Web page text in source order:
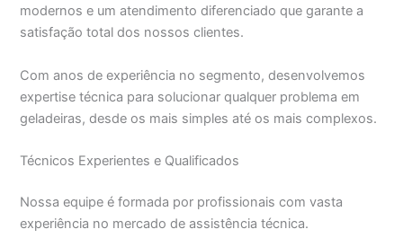
modernos e um atendimento diferenciado que garante a
satisfação total dos nossos clientes.
Com anos de experiência no segmento, desenvolvemos
expertise técnica para solucionar qualquer problema em
geladeiras, desde os mais simples até os mais complexos.
Técnicos Experientes e Qualificados
Nossa equipe é formada por profissionais com vasta
experiência no mercado de assistência técnica.